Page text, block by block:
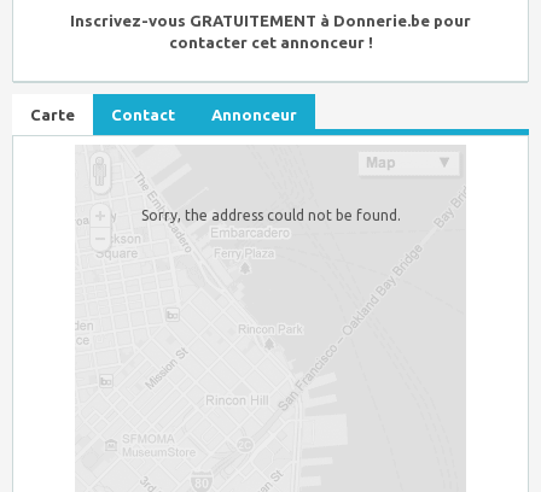
Inscrivez-vous GRATUITEMENT à Donnerie.be pour
contacter cet annonceur !
Carte Contact Annonceur
Sorry, the address could not be found.